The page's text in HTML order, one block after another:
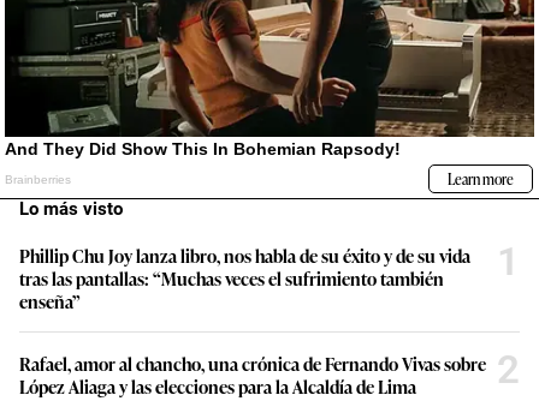
Lo más visto
Phillip Chu Joy lanza libro, nos habla de su éxito y de su vida
tras las pantallas: “Muchas veces el sufrimiento también
enseña”
1
Rafael, amor al chancho, una crónica de Fernando Vivas sobre
López Aliaga y las elecciones para la Alcaldía de Lima
2